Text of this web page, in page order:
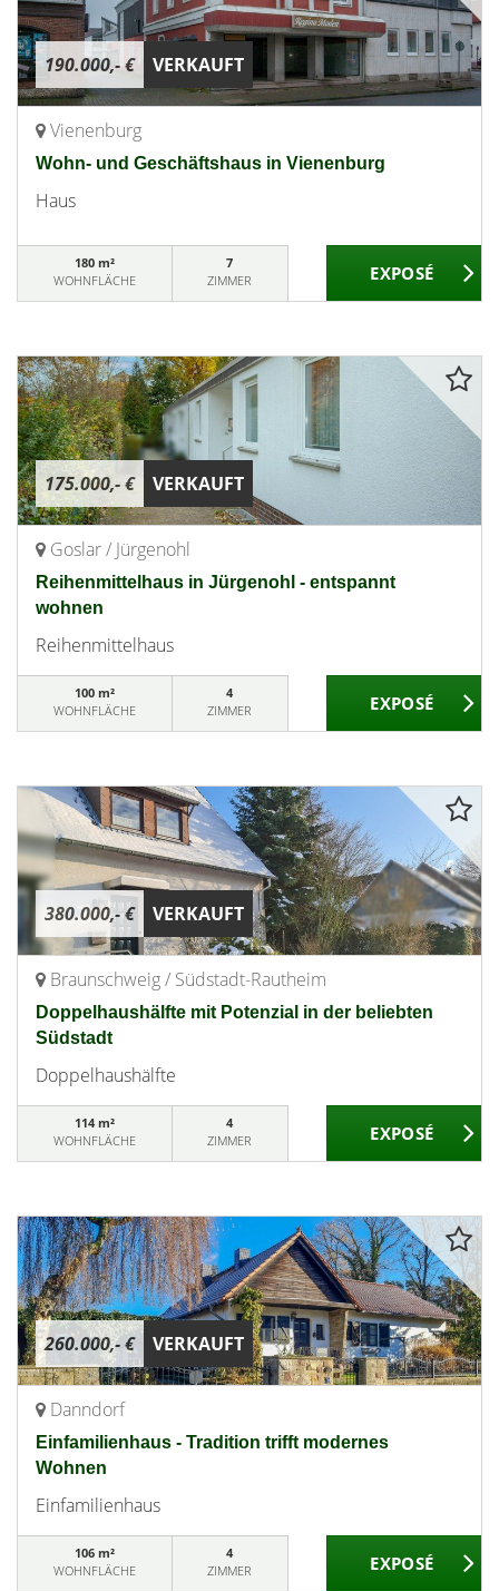
190.000,- € VERKAUFT
Vienenburg
Wohn- und Geschäftshaus in Vienenburg
Haus
180 m²
WOHNFLÄCHE
7
ZIMMER
175.000,- € VERKAUFT
Goslar / Jürgenohl
Reihenmittelhaus in Jürgenohl - entspannt
wohnen
Reihenmittelhaus
100 m²
WOHNFLÄCHE
4
ZIMMER
380.000,- € VERKAUFT
Braunschweig / Südstadt-Rautheim
Doppelhaushälfte mit Potenzial in der beliebten
Südstadt
Doppelhaushälfte
114 m²
WOHNFLÄCHE
4
ZIMMER
260.000,- € VERKAUFT
Danndorf
Einfamilienhaus - Tradition trifft modernes
Wohnen
Einfamilienhaus
106 m²
WOHNFLÄCHE
4
ZIMMER